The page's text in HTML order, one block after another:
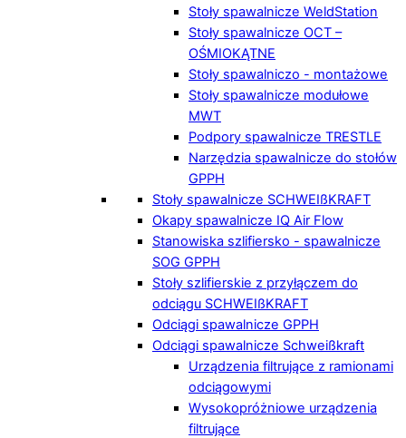
Stoły spawalnicze WeldStation
Stoły spawalnicze OCT –
OŚMIOKĄTNE
Stoły spawalniczo - montażowe
Stoły spawalnicze modułowe
MWT
Podpory spawalnicze TRESTLE
Narzędzia spawalnicze do stołów
GPPH
Stoły spawalnicze SCHWEIßKRAFT
Okapy spawalnicze IQ Air Flow
Stanowiska szlifiersko - spawalnicze
SOG GPPH
Stoły szlifierskie z przyłączem do
odciągu SCHWEIßKRAFT
Odciągi spawalnicze GPPH
Odciągi spawalnicze Schweißkraft
Urządzenia filtrujące z ramionami
odciągowymi
Wysokopróżniowe urządzenia
filtrujące